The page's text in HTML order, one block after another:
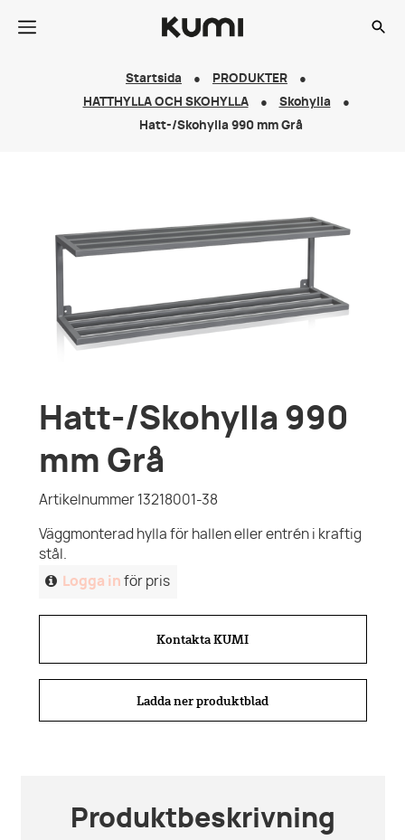
Startsida
PRODUKTER
HATTHYLLA OCH SKOHYLLA
Skohylla
Hatt-/Skohylla 990 mm Grå
Hatt-/Skohylla 990
mm Grå
Artikelnummer 13218001-38
Väggmonterad hylla för hallen eller entrén i kraftig
stål.
Logga in för pris
Kontakta KUMI
Ladda ner produktblad
Produktbeskrivning